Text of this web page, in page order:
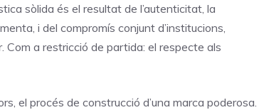
sòlida és el resultat de l’autenticitat, la
i del compromís conjunt d’institucions,
a restricció de partida: el respecte als
el procés de construcció d’una marca poderosa.